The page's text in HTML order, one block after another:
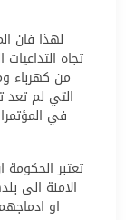
لهذا فان
تجاه
من كهرباء
التي لم تعد
في
تعتبر الحكومة
الامنة الى
او